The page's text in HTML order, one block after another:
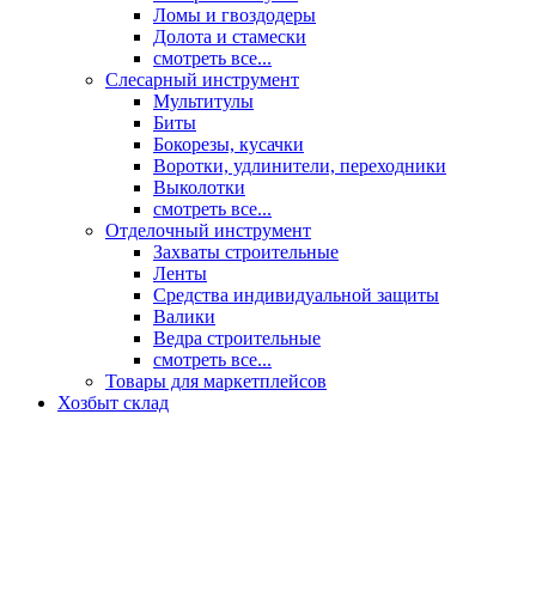
Ломы и гвоздодеры
Долота и стамески
смотреть все...
Слесарный инструмент
Мультитулы
Биты
Бокорезы, кусачки
Воротки, удлинители, переходники
Выколотки
смотреть все...
Отделочный инструмент
Захваты строительные
Ленты
Средства индивидуальной защиты
Валики
Ведра строительные
смотреть все...
Товары для маркетплейсов
Хозбыт склад